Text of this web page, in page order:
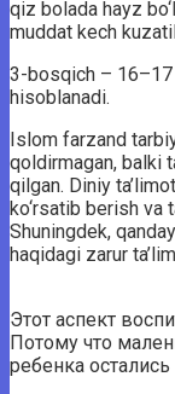
qiz bolada hayz
muddat kech
3-bosqich – 16–17
hisoblanadi.
Islom farzand
qoldirmagan, balki
qilgan. Diniy
ko‘rsatib berish va
Shuningdek,
haqidagi zarur
Этот аспект
Потому что
ребенка